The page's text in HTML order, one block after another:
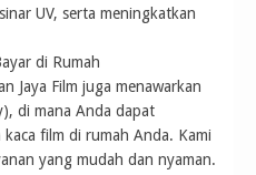
UV, serta meningkatkan
di Rumah
Jaya Film juga menawarkan
di mana Anda dapat
film di rumah Anda. Kami
yang mudah dan nyaman.